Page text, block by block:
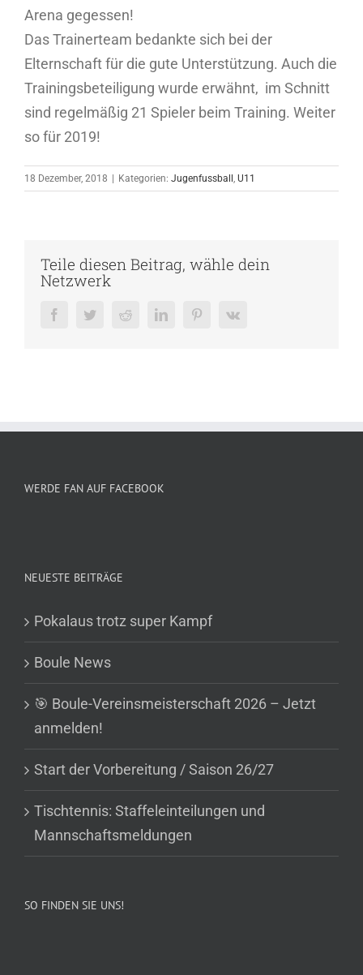
Arena gegessen!
Das Trainerteam bedankte sich bei der
Elternschaft für die gute Unterstützung. Auch die
Trainingsbeteiligung wurde erwähnt, im Schnitt
sind regelmäßig 21 Spieler beim Training. Weiter
so für 2019!
18 Dezember, 2018 Kategorien: Jugenfussball , U11
Teile diesen Beitrag, wähle dein
Netzwerk
FacebookTwitterRedditLinkedInPinterestVk
WERDE FAN AUF FACEBOOK
NEUESTE BEITRÄGE
Pokalaus trotz super Kampf
Boule News
🎯 Boule-Vereinsmeisterschaft 2026 – Jetzt
anmelden!
Start der Vorbereitung / Saison 26/27
Tischtennis: Staffeleinteilungen und
Mannschaftsmeldungen
SO FINDEN SIE UNS!